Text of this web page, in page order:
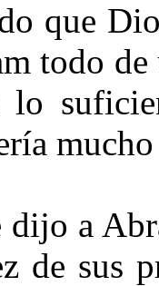
que
todo de
a
de sus